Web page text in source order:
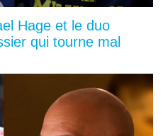
Hage et le duo
qui tourne mal